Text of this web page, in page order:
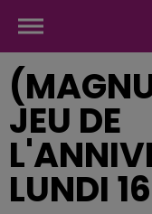
JEU DE
LUNDI